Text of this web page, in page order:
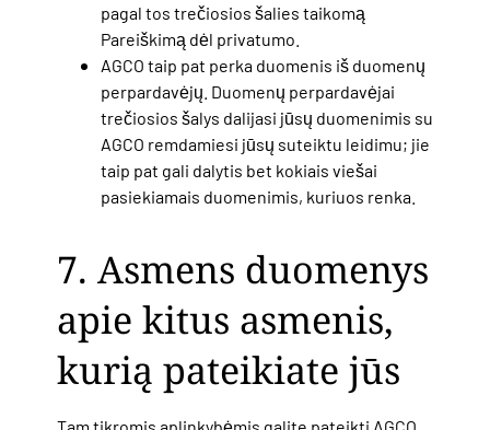
pagal tos trečiosios šalies taikomą
Pareiškimą dėl privatumo.
AGCO taip pat perka duomenis iš duomenų
perpardavėjų. Duomenų perpardavėjai
trečiosios šalys dalijasi jūsų duomenimis su
AGCO remdamiesi jūsų suteiktu leidimu; jie
taip pat gali dalytis bet kokiais viešai
pasiekiamais duomenimis, kuriuos renka.
7. Asmens duomenys
apie kitus asmenis,
kurią pateikiate jūs
Tam tikromis aplinkybėmis galite pateikti AGCO